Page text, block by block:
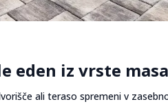
eden iz vrste
ali teraso spremeni v